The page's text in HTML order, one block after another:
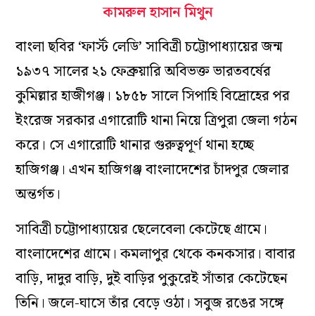
কামরুল হাসান মিথুন
বাংলা ছবির ‘ফার্স্ট লেডি’ সাবিত্রী চট্টোপাধ্যায়ের জন্ম
১৯৩৭ সালের ২১ ফেব্রুয়ারি অবিভক্ত ভারতবর্ষের
কুমিল্লার হাজীগঞ্জ। ১৮৫৮ সালে সিপাহি বিদ্রোহের পর
ইংরেজ সরকার এগারোটি থানা নিয়ে ত্রিপুরা জেলা গঠন
করে। সে এগারোটি থানার গুরুত্বপূর্ণ থানা হচ্ছে
হাজিগঞ্জ। এখন হাজিগঞ্জ বাংলাদেশের চাঁদপুর জেলার
অন্তর্গত।
সাবিত্রী চট্টোপাধ্যায়ের ছেলেবেলা কেটেছে গ্রামে।
বাংলাদেশের গ্রামে। কমলাপুর থেকে কনকসার। বাবার
বাড়ি, দাদুর বাড়ি, দুই বাড়ির পুকুরেই সাঁতার কেটেছেন
তিনি। জলে-ঘাসে তাঁর বেড়ে ওঠা। সবুজ রঙের সঙ্গে